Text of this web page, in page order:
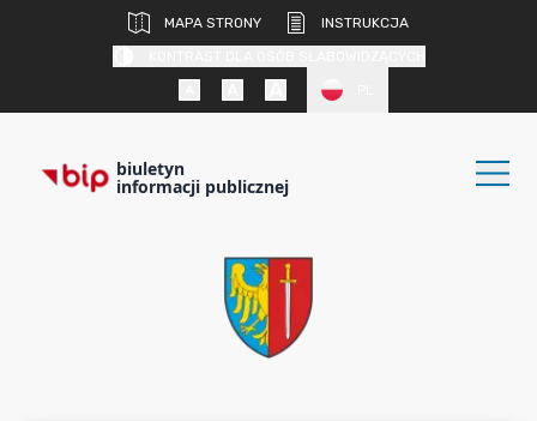
MAPA STRONY
INSTRUKCJA
biuletyn
informacji publicznej